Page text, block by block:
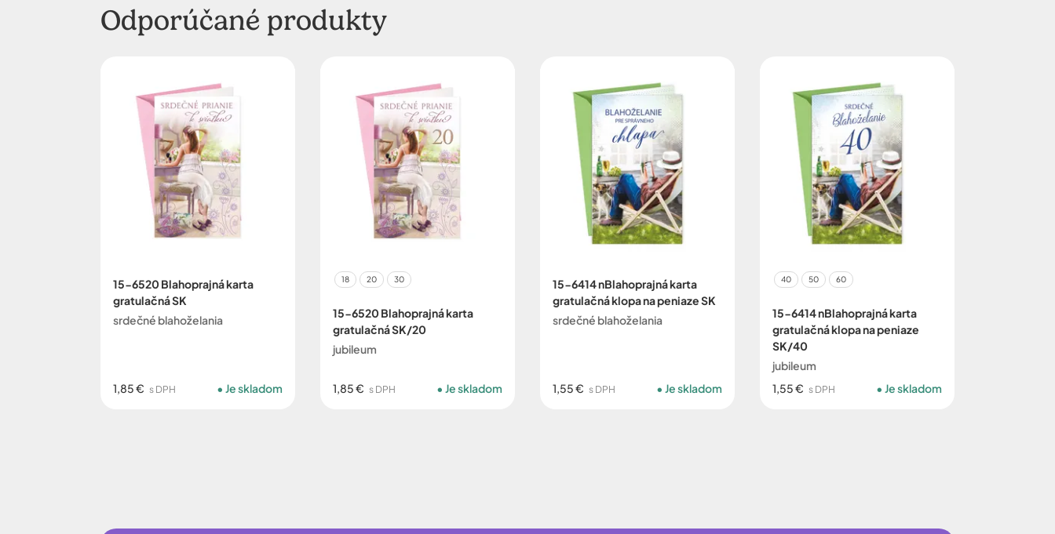
Odporúčané produkty
15-6520 Blahoprajná karta
gratulačná SK
srdečné blahoželania
1,85 € s DPH Je skladom
18 20 30
15-6520 Blahoprajná karta
gratulačná SK/20
jubileum
1,85 € s DPH Je skladom
15-6414 nBlahoprajná karta
gratulačná klopa na peniaze SK
srdečné blahoželania
1,55 € s DPH Je skladom
40 50 60
15-6414 nBlahoprajná karta
gratulačná klopa na peniaze
SK/40
jubileum
1,55 € s DPH Je skladom